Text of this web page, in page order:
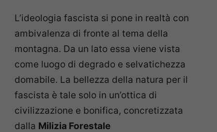
L’ideologia fascista si pone in realtà con
ambivalenza di fronte al tema della
montagna. Da un lato essa viene vista
come luogo di degrado e selvatichezza
domabile. La bellezza della natura per il
fascista è tale solo in un’ottica di
civilizzazione e bonifica, concretizzata
dalla Milizia Forestale